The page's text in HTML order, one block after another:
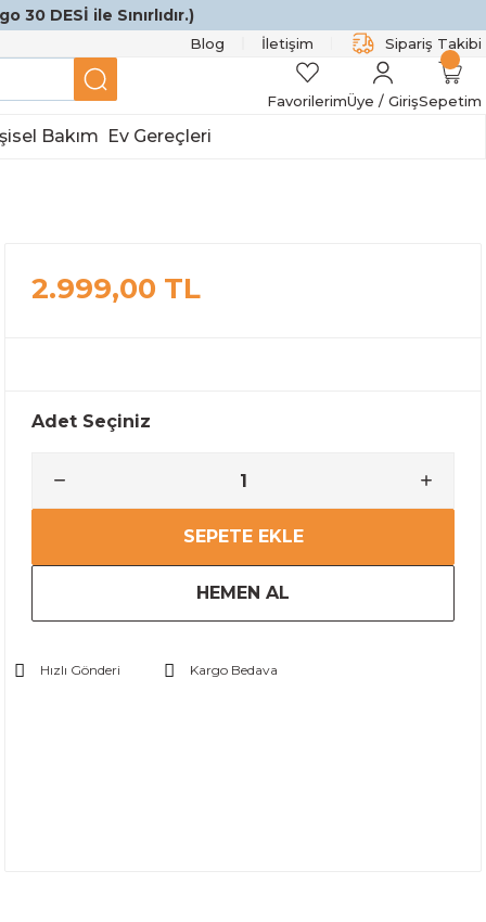
30 DESİ ile Sınırlıdır.)
Blog İletişim Sipariş Takibi
FavorilerimÜye / GirişSepetim
Bakım Ev Gereçleri
2.999,00 TL
Adet Seçiniz
SEPETE EKLE
HEMEN AL
Hızlı Gönderi Kargo Bedava